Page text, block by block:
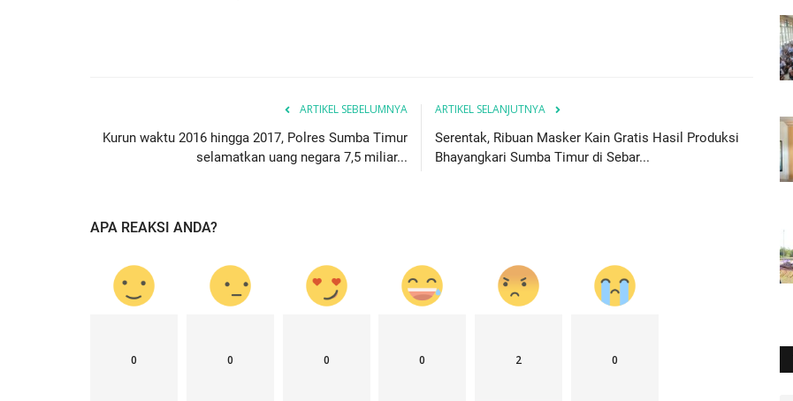
ARTIKEL SEBELUMNYA
Kurun waktu 2016 hingga 2017, Polres Sumba Timur
selamatkan uang negara 7,5 miliar...
ARTIKEL SELANJUTNYA
Serentak, Ribuan Masker Kain Gratis Hasil Produksi
Bhayangkari Sumba Timur di Sebar...
APA REAKSI ANDA?
0 0 0 0 2 0